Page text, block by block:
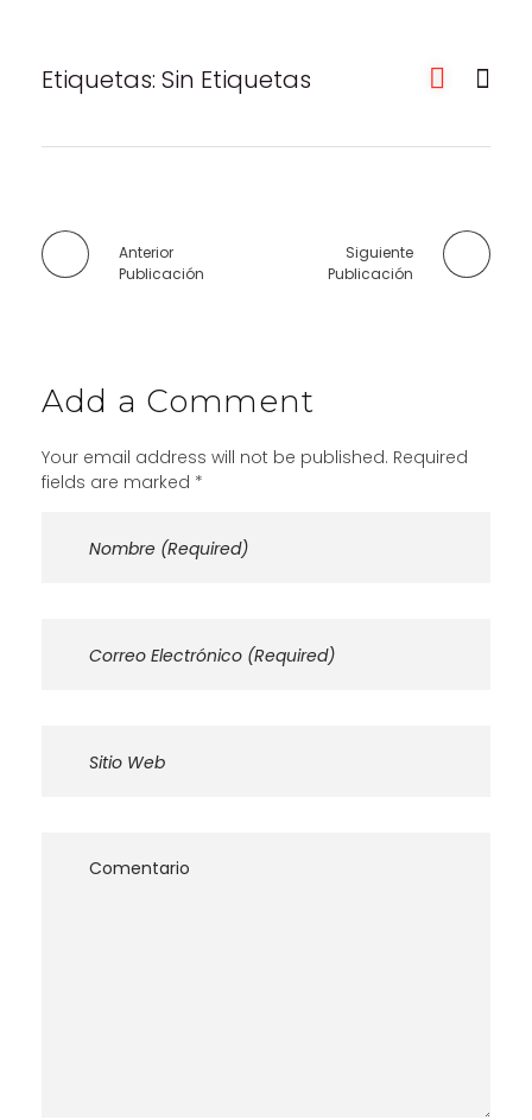
Etiquetas: Sin Etiquetas
Anterior
Publicación
Siguiente
Publicación
Add a Comment
Your email address will not be published. Required
fields are marked *